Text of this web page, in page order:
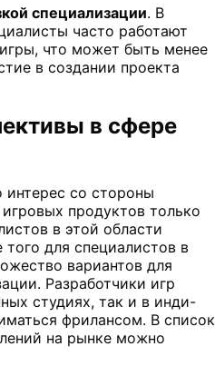
специализации. В
часто работают
что может быть менее
в создании проекта
в сфере
интерес со стороны
продуктов только
в этой области
для специалистов в
вариантов для
Разработчики игр
студиях, так и в инди-
фрилансом. В список
на рынке можно